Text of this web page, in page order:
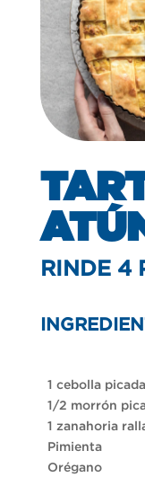
RINDE 4
1 cebolla picada
1/2 morrón
1 zanahoria
Pimienta
Orégano